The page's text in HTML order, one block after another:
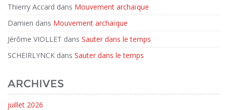
Thierry Accard dans Mouvement archaïque
Damien dans Mouvement archaïque
Jérôme VIOLLET dans Sauter dans le temps
SCHEIRLYNCK dans Sauter dans le temps
ARCHIVES
juillet 2026